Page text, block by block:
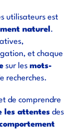
utilisateurs est
naturel .
et chaque
sur lesmots-
recherches.
de comprendre
les attentes des